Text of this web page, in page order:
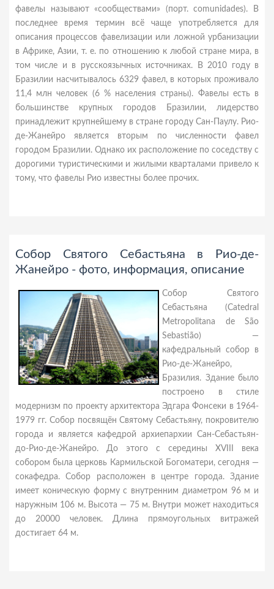
фавелы называют «сообществами» (порт. comunidades). В
последнее время термин всё чаще употребляется для
описания процессов фавелизации или ложной урбанизации
в Африке, Азии, т. е. по отношению к любой стране мира, в
том числе и в русскоязычных источниках. В 2010 году в
Бразилии насчитывалось 6329 фавел, в которых проживало
11,4 млн человек (6 % населения страны). Фавелы есть в
большинстве крупных городов Бразилии, лидерство
принадлежит крупнейшему в стране городу Сан-Паулу. Рио-
де-Жанейро является вторым по численности фавел
городом Бразилии. Однако их расположение по соседству с
дорогими туристическими и жилыми кварталами привело к
тому, что фавелы Рио известны более прочих.
Собор Святого Себастьяна в Рио-де-
Жанейро - фото, информация, описание
Собор Святого
Себастьяна (Catedral
Metropolitana de São
Sebastião) —
кафедральный собор в
Рио-де-Жанейро,
Бразилия. Здание было
построено в стиле
модернизм по проекту архитектора Эдгара Фонсеки в 1964-
1979 гг. Собор посвящён Святому Себастьяну, покровителю
города и является кафедрой архиепархии Сан-Себастьян-
до-Рио-де-Жанейро. До этого с середины XVIII века
собором была церковь Кармильской Богоматери, сегодня —
сокафедра. Собор расположен в центре города. Здание
имеет коническую форму с внутренним диаметром 96 м и
наружным 106 м. Высота — 75 м. Внутри может находиться
до 20000 человек. Длина прямоугольных витражей
достигает 64 м.